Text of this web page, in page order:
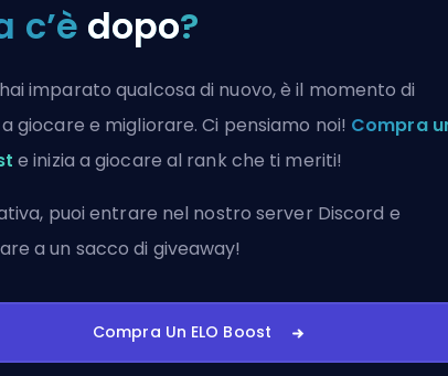
c’è dopo?
imparato qualcosa di nuovo, è il momento di
giocare e migliorare. Ci pensiamo noi! Compra
e inizia a giocare al rank che ti meriti!
puoientrare nel nostro server Discord e
a un sacco di giveaway!
Compra Un ELO Boost